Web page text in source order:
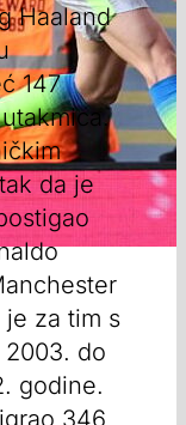
Haaland
147
da je
je za tim s
do
godine.
346